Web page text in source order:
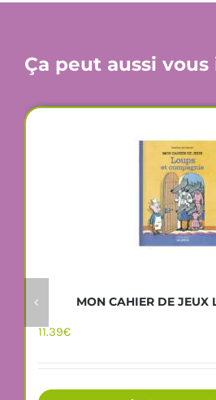
Ça peut aussi
MON CAHIER DE JEUX
11.39€